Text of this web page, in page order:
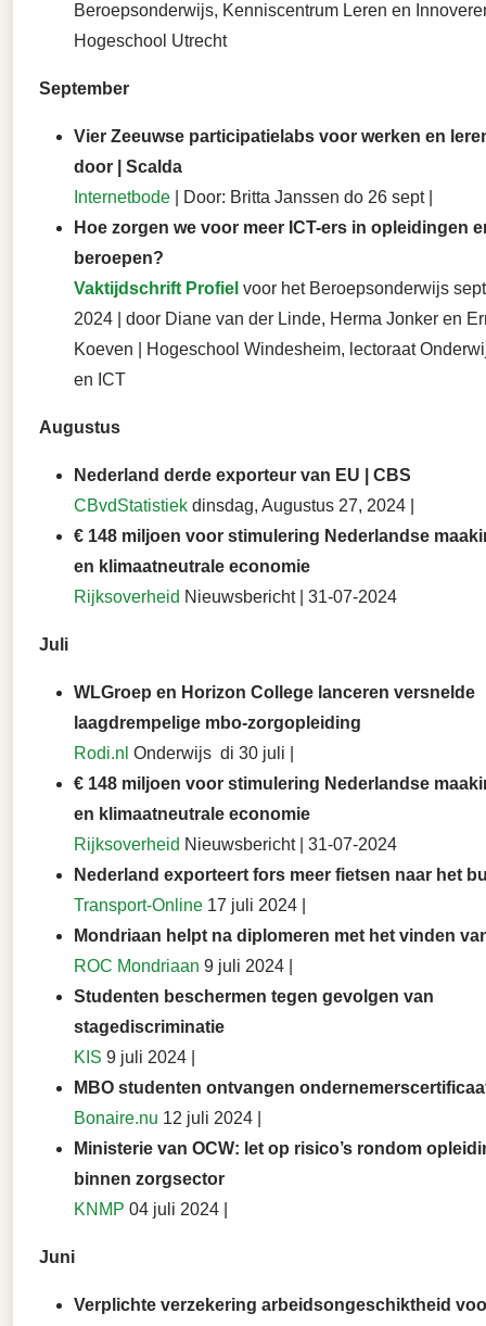
Beroepsonderwijs, Kenniscentrum Leren en
Hogeschool Utrecht
September
Vier Zeeuwse participatielabs voor werken en
door | Scalda
Internetbode | Door: Britta Janssen do 26 sept |
Hoe zorgen we voor meer ICT-ers in opleidingen
beroepen?
Vaktijdschrift Profiel voor het Beroepsonderwijs
2024 | door Diane van der Linde, Herma Jonker en
Koeven | Hogeschool Windesheim, lectoraat
en ICT
Augustus
Nederland derde exporteur van EU | CBS
CBvdStatistiek dinsdag, Augustus 27, 2024 |
€ 148 miljoen voor stimulering Nederlandse
en klimaatneutrale economie
Rijksoverheid Nieuwsbericht | 31-07-2024
Juli
WLGroep en Horizon College lanceren versnelde
laagdrempelige mbo-zorgopleiding
Rodi.nl Onderwijs di 30 juli |
€ 148 miljoen voor stimulering Nederlandse
en klimaatneutrale economie
Rijksoverheid Nieuwsbericht | 31-07-2024
Nederland exporteert fors meer fietsen naar het
Transport-Online 17 juli 2024 |
Mondriaan helpt na diplomeren met het vinden
ROC Mondriaan 9 juli 2024 |
Studenten beschermen tegen gevolgen van
stagediscriminatie
KIS 9 juli 2024 |
MBO studenten ontvangen
Bonaire.nu 12 juli 2024 |
Ministerie van OCW: let op risico’s rondom
binnen zorgsector
KNMP 04 juli 2024 |
Juni
Verplichte verzekering arbeidsongeschiktheid